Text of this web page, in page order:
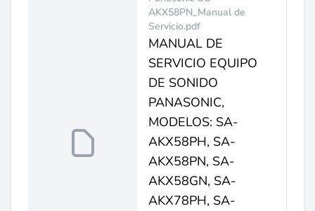
AKX58PN_Manual de
Servicio.pdf
MANUAL DE
SERVICIO EQUIPO
DE SONIDO
PANASONIC,
MODELOS: SA-
AKX58PH, SA-
AKX58PN, SA-
AKX58GN, SA-
AKX78PH, SA-